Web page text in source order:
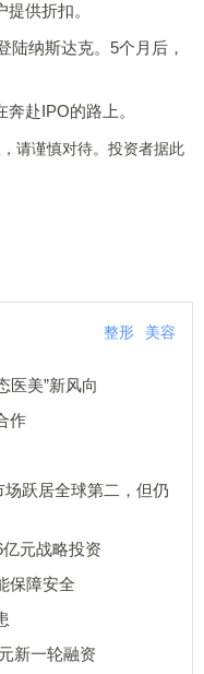
供折扣。
纳斯达克。5个月后，
赴IPO的路上。
请谨慎对待。投资者据此
整形 美容
医美”新风向
作
跃居全球第二，但仍
元战略投资
经营谁能保障安全
新一轮融资